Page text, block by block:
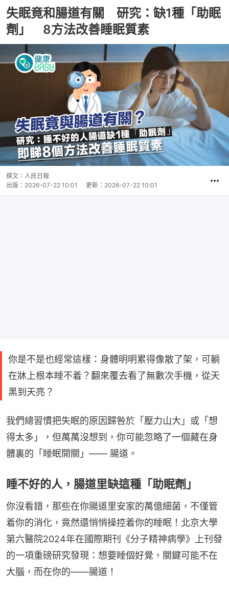
失眠竟和腸道有關 研究：缺1種「助眠
劑」 8方法改善睡眠質素
撰文： 人民日報
出版： 2026-07-22 10:01 更新： 2026-07-22 10:01
你是不是也經常這樣：身體明明累得像散了架，可躺
在牀上根本睡不着？翻來覆去看了無數次手機，從天
黑到天亮？
我們總習慣把失眠的原因歸咎於「壓力山大」或「想
得太多」，但萬萬沒想到，你可能忽略了一個藏在身
體裏的「睡眠開關」—— 腸道。
睡不好的人，腸道里缺這種「助眠劑」
你沒看錯，那些在你腸道里安家的萬億細菌，不僅管
着你的消化，竟然還悄悄操控着你的睡眠！北京大學
第六醫院2024年在國際期刊《分子精神病學》上刊發
的一項重磅研究發現：想要睡個好覺，關鍵可能不在
大腦，而在你的——腸道！